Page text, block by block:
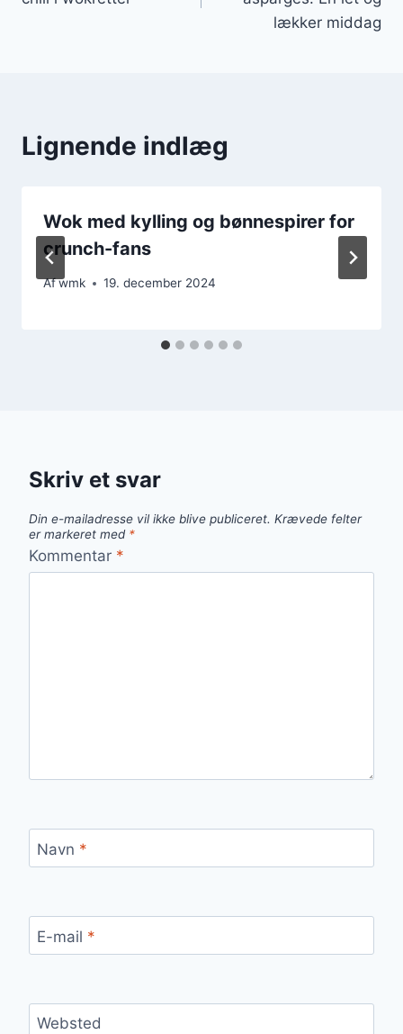
lækker middag
Lignende indlæg
Wok med kylling og bønnespirer for
crunch-fans
Afwmk 19. december 2024
Skriv et svar
Din e-mailadresse vil ikke blive publiceret. Krævede felter
er markeret med *
Kommentar *
Navn *
E-mail *
Websted